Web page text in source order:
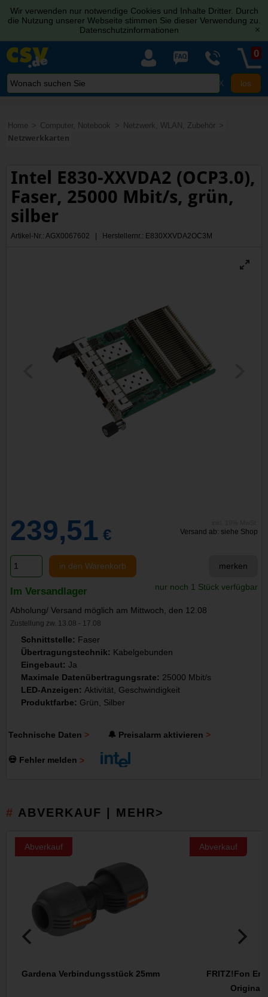
Wir verwenden nur notwendige Cookies und Inhalte Dritter. Durch
die Nutzung unserer Webseite stimmen Sie dieser Verwendung zu.
Datenschutzinformationen
[x]
X
0
Home Computer, Notebook
Netzwerk, WLAN, Zubehör
Netzwerkkarten
Intel E830-XXVDA2 (OCP3.0),
Faser, 25000 Mbit/s, grün,
silber
Artikel-Nr.: AGX0067602 | Herstellernr.: E830XXVDA2OC3M
239,51 € Versand ab: siehe Shop
in den Warenkorb merken
Im Versandlager nur noch 1 Stück verfügbar
Abholung/ Versand möglich am Mittwoch, den 12.08
Zustellung zw. 13.08 - 17.08
Schnittstelle: Faser
Übertragungstechnik: Kabelgebunden
Eingebaut: Ja
Maximale Datenübertragungsrate: 25000 Mbit/s
LED-Anzeigen: Aktivität, Geschwindigkeit
Produktfarbe: Grün, Silber
Technische Daten 🔔 Preisalarm aktivieren
💀 Fehler melden
ABVERKAUF | MEHR>
Abverkauf
Gardena Verbindungsstück 25mm
Abverkauf
FRITZ!Fon
Original-